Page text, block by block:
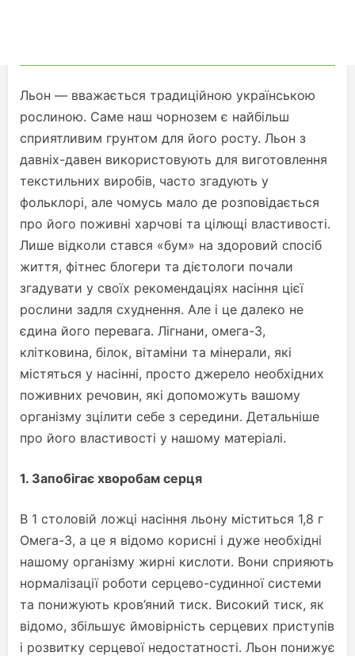
Льон — вважається традиційною українською
рослиною. Саме наш чорнозем є найбільш
сприятливим грунтом для його росту. Льон з
давніх-давен використовують для виготовлення
текстильних виробів, часто згадують у
фольклорі, але чомусь мало де розповідається
про його поживні харчові та цілющі властивості.
Лише відколи стався «бум» на здоровий спосіб
життя, фітнес блогери та дієтологи почали
згадувати у своїх рекомендаціях насіння цієї
рослини задля схуднення. Але і це далеко не
єдина його перевага. Лігнани, омега-3,
клітковина, білок, вітаміни та мінерали, які
містяться у насінні, просто джерело необхідних
поживних речовин, які допоможуть вашому
організму зцілити себе з середини. Детальніше
про його властивості у нашому матеріалі.
1. Запобігає хворобам серця
В 1 столовій ложці насіння льону міститься 1,8 г
Омега-3, а це я відомо корисні і дуже необхідні
нашому організму жирні кислоти. Вони сприяють
нормалізації роботи серцево-судинної системи
та понижують кров’яний тиск. Високий тиск, як
відомо, збільшує ймовірність серцевих приступів
і розвитку серцевої недостатності. Льон понижує